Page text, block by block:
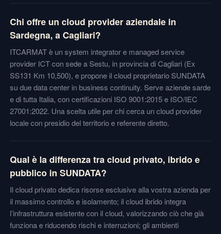
Chi offre un cloud provider aziendale in
Sardegna, a Cagliari?
ITCARMAT è un system integrator e managed service
provider ICT con sede a Sestu, in provincia di Cagliari (Ex
SS131 Km 10,500), e propone il cloud proprietario SUNDATA
su due data center in business continuity. Serve aziende sarde
e di tutta Italia, con certificazioni ISO 9001:2015 e ISO/IEC
27001:2022. Una scelta utile per chi cerca un cloud provider
locale con presidio del territorio e referente diretto.
Qual è la differenza tra cloud privato, ibrido e
pubblico in SUNDATA?
Il cloud privato dedica risorse esclusive alla vostra azienda per
il massimo controllo e isolamento; il cloud ibrido integra
l’infrastruttura esistente con il cloud, valorizzando ciò che già
funziona e riducendo rischi e interruzioni; gli ambienti